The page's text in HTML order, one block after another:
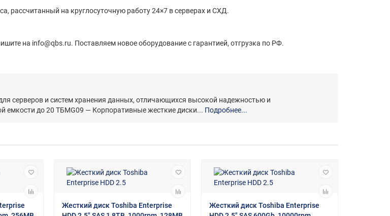
рассчитанный на круглосуточную работу 24×7 в серверах и СХД.
на info@qbs.ru. Поставляем новое оборудование с гарантией, отгрузка по РФ.
серверов и систем хранения данных, отличающихся высокой надежностью и
емкости до 20 ТБMG09 — Корпоративные жесткие диски... Подробнее...
Жесткий диск Toshiba Enterprise
Жесткий диск Toshiba Enterprise